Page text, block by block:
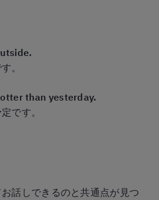
。
than yesterday.
です。
話しできるのと共通点が見つ